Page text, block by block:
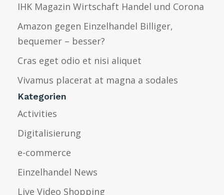
IHK Magazin Wirtschaft Handel und Corona
Amazon gegen Einzelhandel Billiger,
bequemer – besser?
Cras eget odio et nisi aliquet
Vivamus placerat at magna a sodales
Kategorien
Activities
Digitalisierung
e-commerce
Einzelhandel News
Live Video Shopping